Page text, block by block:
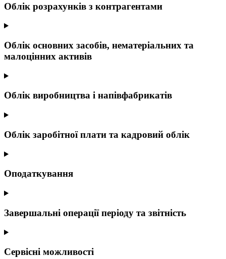
Облік розрахунків з контрагентами
Облік основних засобів, нематеріальних та
малоцінних активів
Облік виробництва і напівфабрикатів
Облік заробітної плати та кадровий облік
Оподаткування
Завершальні операції періоду та звітність
Сервісні можливості